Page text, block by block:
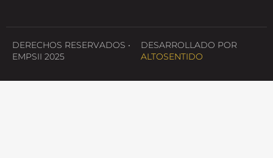
DERECHOS RESERVADOS •
EMPSII 2025
DESARROLLADO POR
ALTOSENTIDO